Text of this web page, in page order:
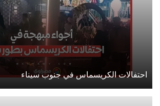
احتفالات الكريسماس في جنوب سيناء